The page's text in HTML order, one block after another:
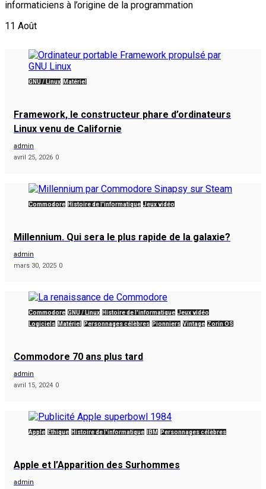
informaticiens à l’origine de la programmation
11 Août
GNU / Linux Matériel
Framework, le constructeur phare d’ordinateurs
Linux venu de Californie
admin
avril 25, 2026 0
Commodore Histoire de l'informatique Jeux vidéo
Millennium. Qui sera le plus rapide de la galaxie?
admin
mars 30, 2025 0
Commodore GNU / Linux Histoire de l'informatique Jeux vidéo
Logiciels Matériel Personnages célèbres Pionniers Vintage Zorin OS
Commodore 70 ans plus tard
admin
avril 15, 2024 0
Apple Éthique Histoire de l'informatique IBM Personnages célèbres
Apple et l’Apparition des Surhommes
admin